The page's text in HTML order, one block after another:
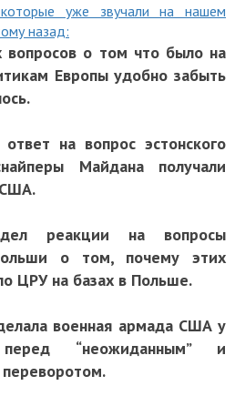
уже звучали на нашем
назад:
вопросов о том что было на
Европы удобно забыть
на вопрос эстонского
Майдана получали
США.
реакции на вопросы
о том, почему этих
ЦРУ на базах в Польше.
военная армада США у
“неожиданным” и
переворотом.